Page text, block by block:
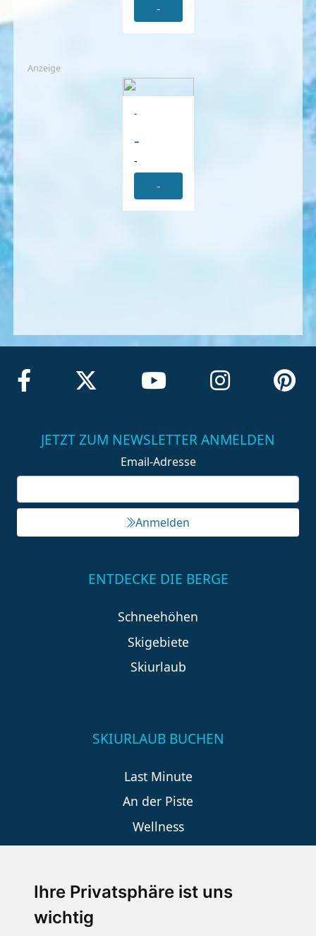
Ihre Privatsphäre ist uns
wichtig
-
Anzeige
-
-
-
-
JETZT ZUM NEWSLETTER ANMELDEN
Email-Adresse
Anmelden
ENTDECKE DIE BERGE
Schneehöhen
Skigebiete
Skiurlaub
SKIURLAUB BUCHEN
Last Minute
An der Piste
Wellness
SCHNEEHÖHEN SKI APP
Die Schneehoehen Ski APP für iOS und Android - Ein